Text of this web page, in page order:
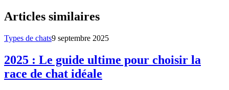
Articles similaires
Types de chats9 septembre 2025
2025 : Le guide ultime pour choisir la
race de chat idéale